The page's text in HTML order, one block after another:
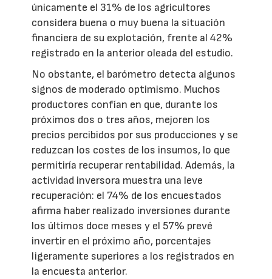
únicamente el 31% de los agricultores
considera buena o muy buena la situación
financiera de su explotación, frente al 42%
registrado en la anterior oleada del estudio.
No obstante, el barómetro detecta algunos
signos de moderado optimismo. Muchos
productores confían en que, durante los
próximos dos o tres años, mejoren los
precios percibidos por sus producciones y se
reduzcan los costes de los insumos, lo que
permitiría recuperar rentabilidad. Además, la
actividad inversora muestra una leve
recuperación: el 74% de los encuestados
afirma haber realizado inversiones durante
los últimos doce meses y el 57% prevé
invertir en el próximo año, porcentajes
ligeramente superiores a los registrados en
la encuesta anterior.